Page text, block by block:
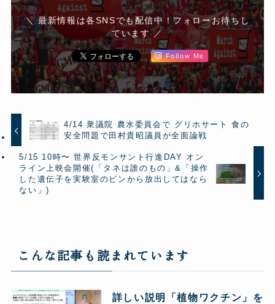
＼ 最新情報は各SNSでも配信中！フォローお待ちし
ています ／
Follow Me
4/14 衆議院 農水委員会で グリホサート 食の
安全問題で田村貴昭議員が全面論戦
5/15 10時〜 世界反モンサント行進DAY オン
ライン上映会開催(「タネは誰のもの」&「操作
した遺伝子を実験室のビンから放出してはなら
ない」)
こんな記事も読まれています
詳しい説明「植物ワクチン」を